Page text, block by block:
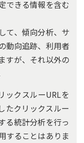
できる情報を含む
て、傾向分析、サ
動向追跡、利用者
すが、それ以外の
ックスルーURLを
たクリックスルー
る統計分析を行っ
することはありま